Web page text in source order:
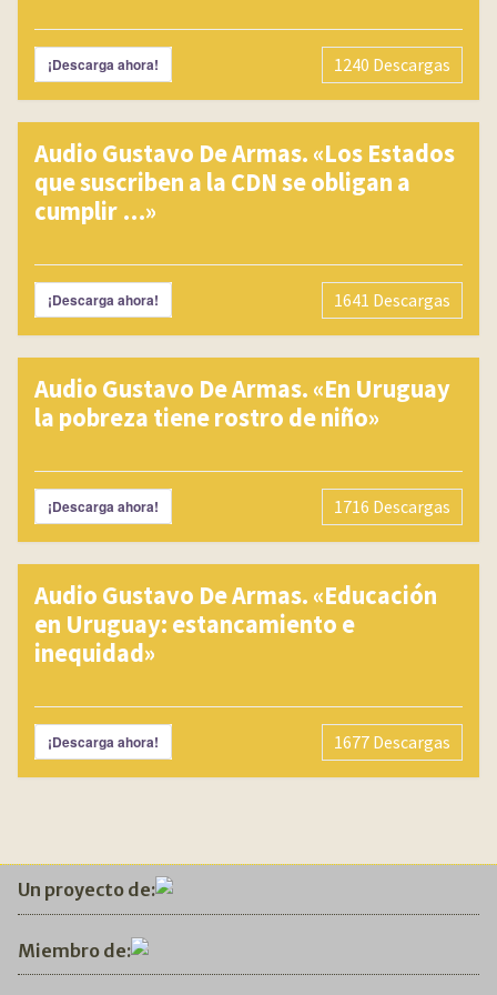
SEARCH
FOR:
¡Descarga ahora! 1240 Descargas
Audio Gustavo De Armas. «Los Estados
que suscriben a la CDN se obligan a
cumplir …»
¡Descarga ahora! 1641 Descargas
Audio Gustavo De Armas. «En Uruguay
la pobreza tiene rostro de niño»
¡Descarga ahora! 1716 Descargas
Audio Gustavo De Armas. «Educación
en Uruguay: estancamiento e
inequidad»
¡Descarga ahora! 1677 Descargas
Un proyecto de:
Miembro de: